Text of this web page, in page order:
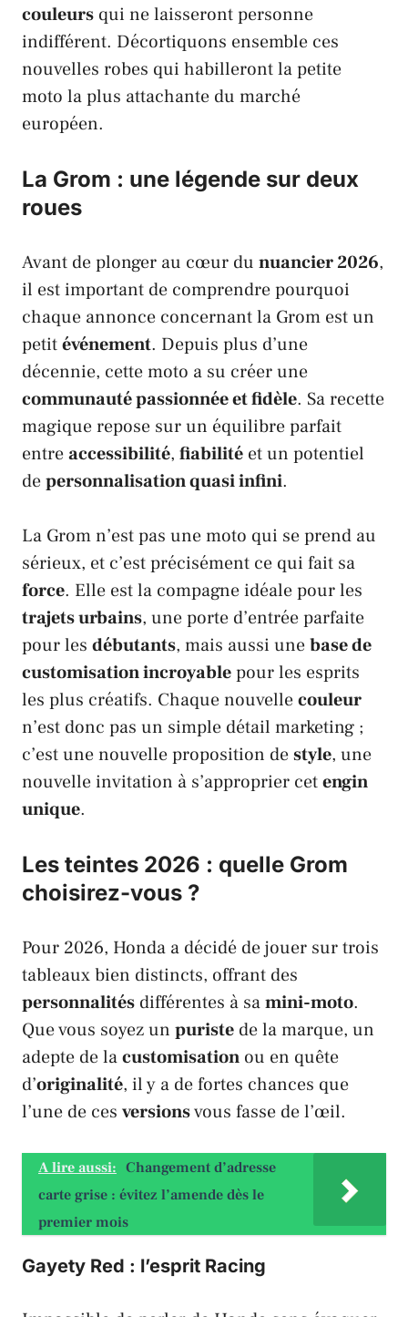
couleurs qui ne laisseront personne
indifférent. Décortiquons ensemble ces
nouvelles robes qui habilleront la petite
moto la plus attachante du marché
européen.
La Grom : une légende sur deux
roues
Avant de plonger au cœur du nuancier 2026,
il est important de comprendre pourquoi
chaque annonce concernant la Grom est un
petitévénement. Depuis plus d’une
décennie, cette moto a su créer une
communauté passionnée et fidèle. Sa recette
magique repose sur un équilibre parfait
entreaccessibilité, fiabilité et un potentiel
depersonnalisation quasi infini.
La Gromn’est pas une moto qui se prend au
sérieux, et c’est précisément ce qui fait sa
force. Elle est la compagne idéale pour les
trajets urbains, une porte d’entrée parfaite
pour les débutants, mais aussi unebase de
customisation incroyablepour les esprits
les plus créatifs. Chaque nouvellecouleur
n’est donc pas un simple détail marketing ;
c’est une nouvelle proposition destyle, une
nouvelle invitation à s’approprier cetengin
unique.
Les teintes 2026 : quelle Grom
choisirez-vous ?
Pour 2026, Honda a décidé de jouer sur trois
tableaux bien distincts, offrant des
personnalités différentes à samini-moto.
Que vous soyez un puriste de la marque, un
adepte de lacustomisation ou en quête
d’originalité, il y a de fortes chances que
l’une de ces versionsvous fasse de l’œil.
A lire aussi: Changement d’adresse
carte grise : évitez l’amende dès le
premier mois
Gayety Red : l’esprit Racing